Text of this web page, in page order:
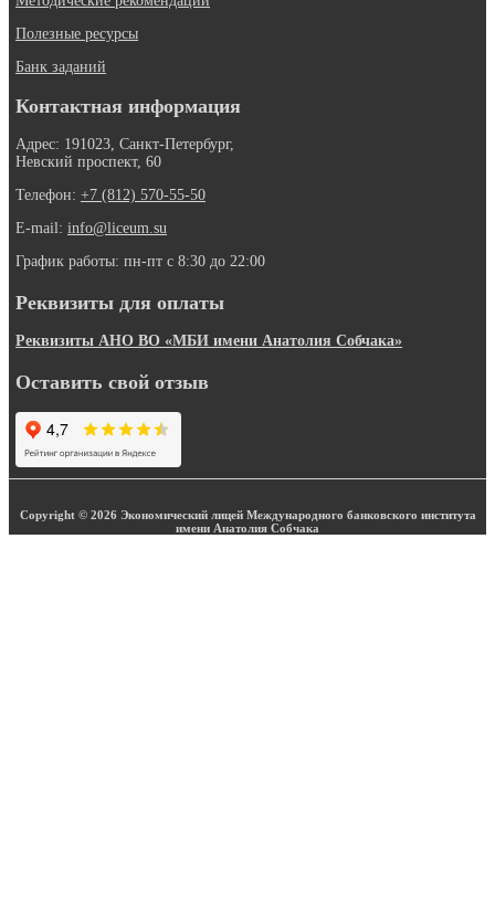
Полезные ресурсы
Банк заданий
Контактная информация
Адрес: 191023, Санкт-Петербург,
Невский проспект, 60
Телефон: +7 (812) 570-55-50
E-mail: info@liceum.su
График работы: пн-пт с 8:30 до 22:00
Реквизиты для оплаты
Реквизиты АНО ВО «МБИ имени Анатолия Собчака»
Оставить свой отзыв
Copyright © 2026 Экономический лицей Международного банковского института
имени Анатолия Собчака